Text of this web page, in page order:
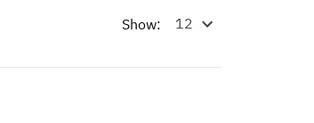
Show: